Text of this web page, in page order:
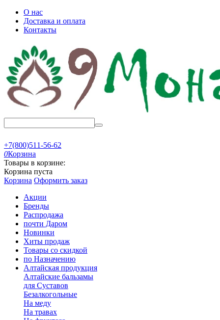
О нас
Доставка и оплата
Контакты
+7(800)511-56-62
0Корзина
Товары в корзине:
Корзина пуста
Корзина Оформить заказ
Акции
Бренды
Распродажа
почти Даром
Новинки
Хиты продаж
Товары со скидкой
по Назначению
Алтайская продукция
Алтайские бальзамы
для Суставов
Безалкогольные
На меду
На травах